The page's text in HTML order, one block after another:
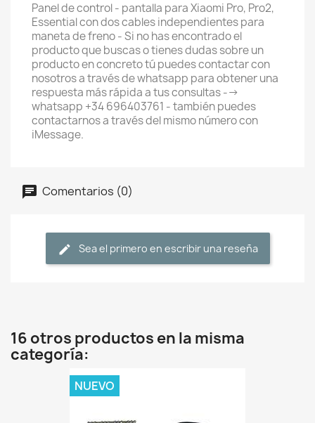
Panel de control - pantalla para Xiaomi Pro, Pro2,
Essential con dos cables independientes para
maneta de freno - Si no has encontrado el
producto que buscas o tienes dudas sobre un
producto en concreto tú puedes contactar con
nosotros a través de whatsapp para obtener una
respuesta más rápida a tus consultas -->
whatsapp +34 696403761 - también puedes
contactarnos a través del mismo número con
iMessage.
Comentarios (0)
Sea el primero en escribir una reseña
16 otros productos en la misma
categoría:
NUEVO